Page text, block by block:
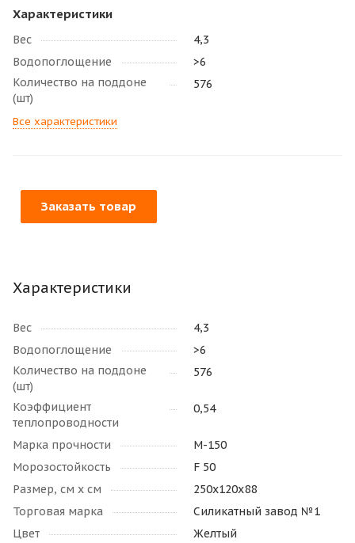
Характеристики
Вес
4,3
Водопоглощение
>6
Количество на поддоне
(шт)
576
Все характеристики
Заказать товар
Характеристики
Вес
4,3
Водопоглощение
>6
Количество на поддоне
(шт)
576
Коэффициент
теплопроводности
0,54
Марка прочности
М-150
Морозостойкость
F 50
Размер, см х см
250х120х88
Торговая марка
Силикатный завод №1
Цвет
Желтый